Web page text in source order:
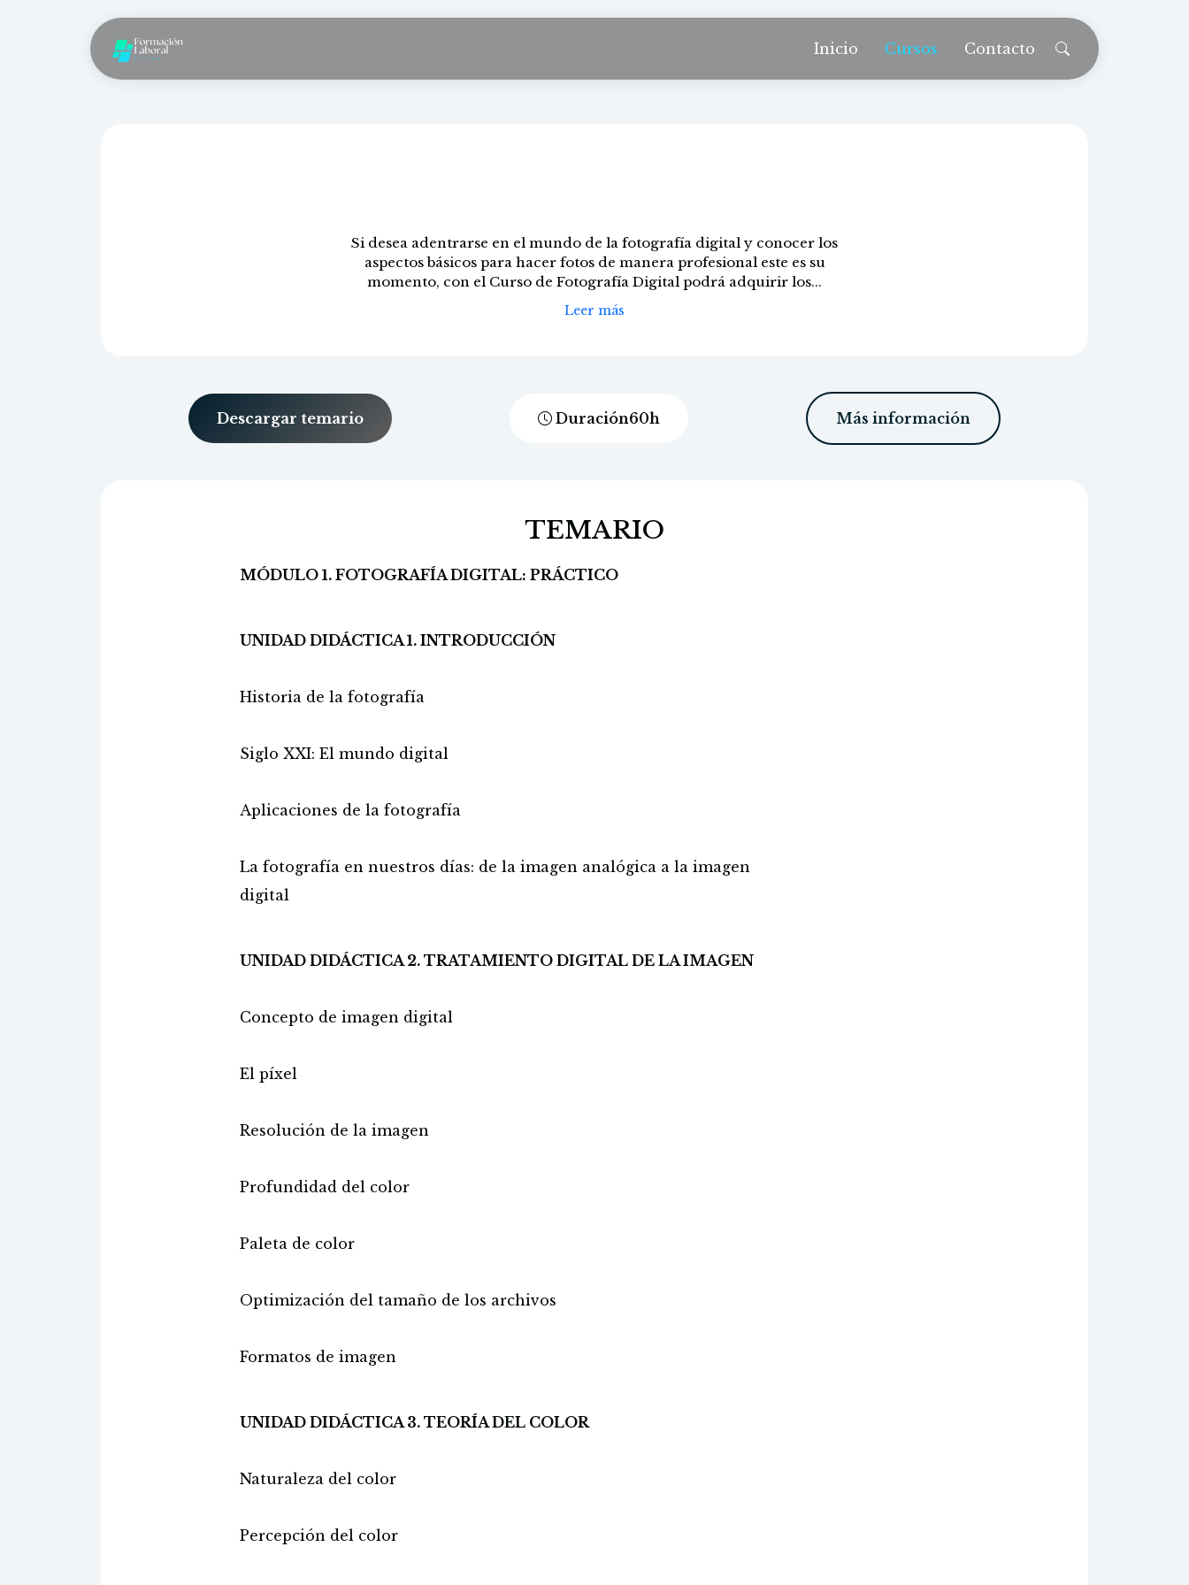
Inicio Cursos Contacto
Si desea adentrarse en el mundo de la fotografía digital y conocer los
aspectos básicos para hacer fotos de manera profesional este es su
momento, con el Curso de Fotografía Digital podrá adquirir los...
Leer más
Descargar temario Duración60h Más información
TEMARIO
MÓDULO 1. FOTOGRAFÍA DIGITAL: PRÁCTICO
UNIDAD DIDÁCTICA 1. INTRODUCCIÓN
Historia de la fotografía
Siglo XXI: El mundo digital
Aplicaciones de la fotografía
La fotografía en nuestros días: de la imagen analógica a la imagen
digital
UNIDAD DIDÁCTICA 2. TRATAMIENTO DIGITAL DE LA IMAGEN
Concepto de imagen digital
El píxel
Resolución de la imagen
Profundidad del color
Paleta de color
Optimización del tamaño de los archivos
Formatos de imagen
UNIDAD DIDÁCTICA 3. TEORÍA DEL COLOR
Naturaleza del color
Percepción del color